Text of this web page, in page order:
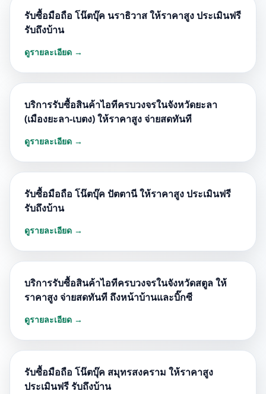
รับซื้อมือถือ โน๊ตบุ๊ค นราธิวาส ให้ราคาสูง ประเมินฟรี
รับถึงบ้าน
ดูรายละเอียด →
บริการรับซื้อสินค้าไอทีครบวงจรในจังหวัดยะลา
(เมืองยะลา-เบตง) ให้ราคาสูง จ่ายสดทันที
ดูรายละเอียด →
รับซื้อมือถือ โน๊ตบุ๊ค ปัตตานี ให้ราคาสูง ประเมินฟรี
รับถึงบ้าน
ดูรายละเอียด →
บริการรับซื้อสินค้าไอทีครบวงจรในจังหวัดสตูล ให้
ราคาสูง จ่ายสดทันที ถึงหน้าบ้านและบิ๊กซี
ดูรายละเอียด →
รับซื้อมือถือ โน๊ตบุ๊ค สมุทรสงคราม ให้ราคาสูง
ประเมินฟรี รับถึงบ้าน